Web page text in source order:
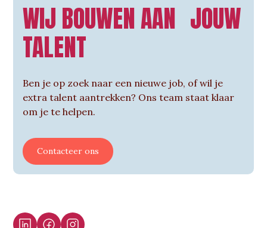
WIJ BOUWEN AAN JOUW
TALENT
Ben je op zoek naar een nieuwe job, of wil je
extra talent aantrekken? Ons team staat klaar
om je te helpen.
Contacteer ons